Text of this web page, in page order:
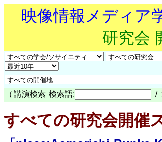
映像情報メディア
研究会
（ 講演検索 検索語: /
すべての研究会開催